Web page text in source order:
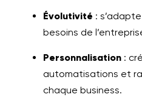
Évolutivité :
besoins de
Personnalisation :
automatisations et
chaque business.